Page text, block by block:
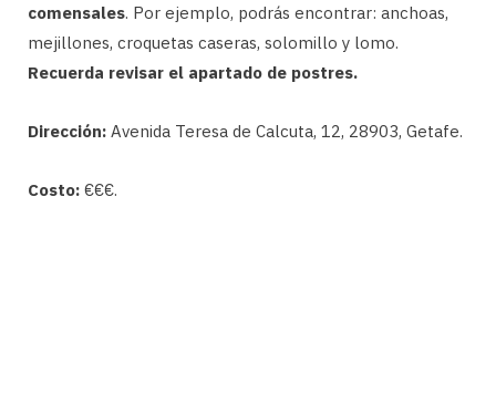
comensales. Por ejemplo, podrás encontrar: anchoas,
mejillones, croquetas caseras, solomillo y lomo.
Recuerda revisar el apartado de postres.
Dirección: Avenida Teresa de Calcuta, 12, 28903, Getafe.
Costo: €€€.